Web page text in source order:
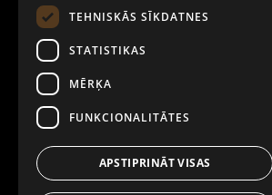
TEHNISKĀS SĪKDATNES
STATISTIKAS
MĒRĶA
FUNKCIONALITĀTES
APSTIPRINĀT VISAS